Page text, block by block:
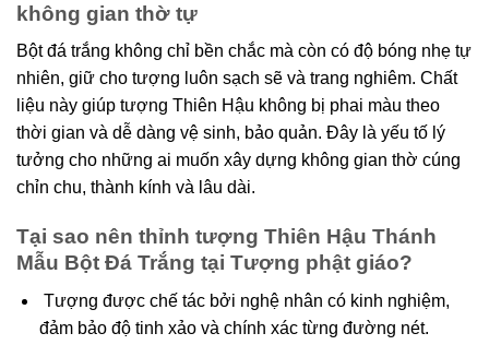
không gian thờ tự
Bột đá trắng không chỉ bền chắc mà còn có độ bóng nhẹ tự
nhiên, giữ cho tượng luôn sạch sẽ và trang nghiêm. Chất
liệu này giúp tượng Thiên Hậu không bị phai màu theo
thời gian và dễ dàng vệ sinh, bảo quản. Đây là yếu tố lý
tưởng cho những ai muốn xây dựng không gian thờ cúng
chỉn chu, thành kính và lâu dài.
Tại sao nên thỉnh tượng Thiên Hậu Thánh
Mẫu Bột Đá Trắng tại Tượng phật giáo?
Tượng được chế tác bởi nghệ nhân có kinh nghiệm,
đảm bảo độ tinh xảo và chính xác từng đường nét.